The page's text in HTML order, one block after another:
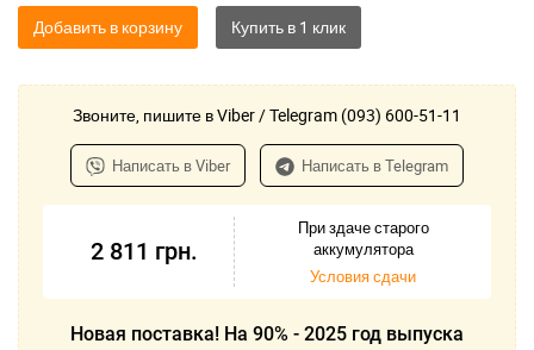
Добавить в корзину
Звоните, пишите в Viber / Telegram (093) 600-51-11
Написать в Viber Написать в Telegram
2 811 грн.
При здаче старого
аккумулятора
Условия сдачи
Новая поставка! На 90% - 2025 год выпуска